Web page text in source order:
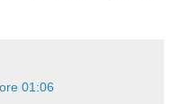
01:06